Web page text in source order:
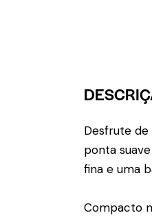
Desfrute
ponta
fina e uma
Compacto